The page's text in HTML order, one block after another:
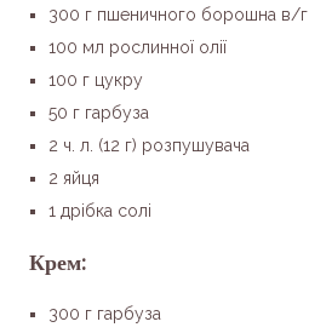
300 г пшеничного борошна в/г
100 мл рослинної олії
100 г цукру
50 г гарбуза
2 ч. л. (12 г) розпушувача
2 яйця
1 дрібка солі
Крем:
300 г гарбуза